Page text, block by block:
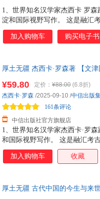
1、世界知名汉学家杰西卡 罗
淀和国际视野写作。 这是融汇
作者杰西卡 罗森教授是文博圈
耕中国考古与物质文化，30年
罗森教授善讲 物的历史 ，在《
借此以跨区域物质文化研究新
态，是丰富和开拓中国研究的
现古代中国的世界观与
加入购物车 购买电子书
厚土无疆 杰西卡·罗森著 【文
春秋，器物之语，游览博物馆
1、世界知名汉学家杰西卡·罗
和国际视野写作。 这是融汇考
杰西卡·罗森教授是文博圈级“
考古与物质文化，30年任职大
授善讲“物的历史”，在《厚土
¥59.80 定价： ¥88.00 (6.8折)
中信出版社官方旗舰店
161条评论
杰西卡·罗森 /2025-09-10 /中信出版
加入购物车 收藏
厚土无疆 古代中国的今生与来